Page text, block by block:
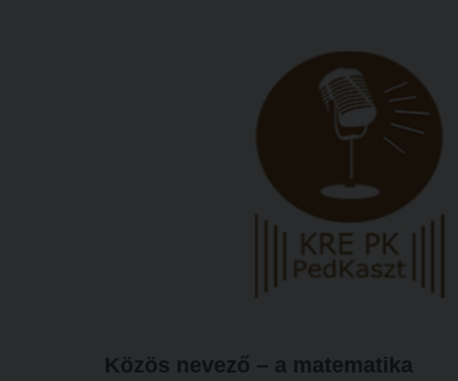
Közös nevező – a matematika